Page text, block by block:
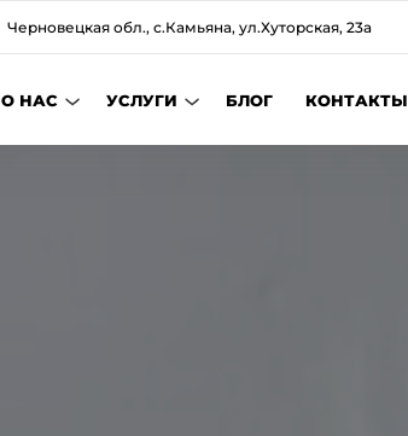
Черновецкая обл., с.Камьяна, ул.Хуторская, 23а
О НАС УСЛУГИ БЛОГ КОНТАКТЫ